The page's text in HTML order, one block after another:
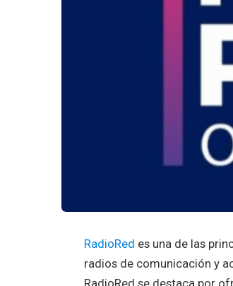
RadioRed es una de las
radios de comunicación y